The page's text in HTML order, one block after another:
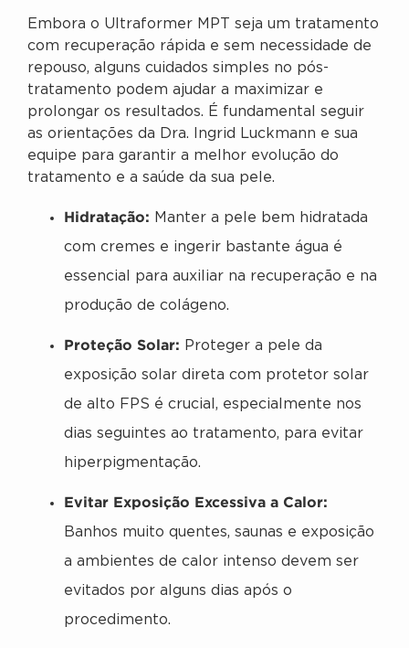
Embora o Ultraformer MPT seja um tratamento
com recuperação rápida e sem necessidade de
repouso, alguns cuidados simples no pós-
tratamento podem ajudar a maximizar e
prolongar os resultados. É fundamental seguir
as orientações da Dra. Ingrid Luckmann e sua
equipe para garantir a melhor evolução do
tratamento e a saúde da sua pele.
Hidratação: Manter a pele bem hidratada
com cremes e ingerir bastante água é
essencial para auxiliar na recuperação e na
produção de colágeno.
Proteção Solar: Proteger a pele da
exposição solar direta com protetor solar
de alto FPS é crucial, especialmente nos
dias seguintes ao tratamento, para evitar
hiperpigmentação.
Evitar Exposição Excessiva a Calor:
Banhos muito quentes, saunas e exposição
a ambientes de calor intenso devem ser
evitados por alguns dias após o
procedimento.